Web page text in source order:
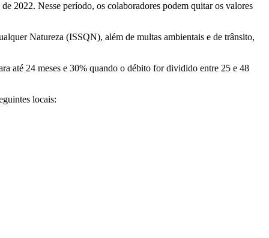
2022. Nesse período, os colaboradores podem quitar os valores
Natureza (ISSQN), além de multas ambientais e de trânsito,
até 24 meses e 30% quando o débito for dividido entre 25 e 48
locais: